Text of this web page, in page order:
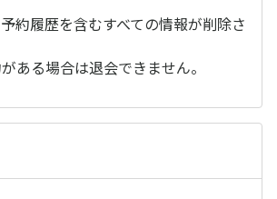
約履歴を含むすべての情報が削除さ
ある場合は退会できません。